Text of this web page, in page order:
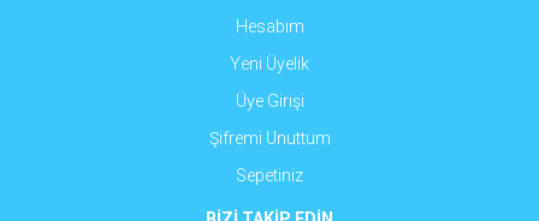
Hesabım
Yeni Üyelik
Üye Girişi
Şifremi Unuttum
Sepetiniz